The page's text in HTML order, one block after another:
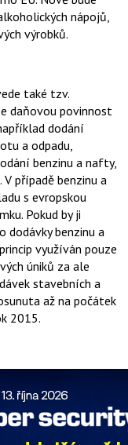
nápojů,
výrobků.
také tzv.
daňovou povinnost
dodání
a odpadu,
benzinu a nafty,
případě benzinu a
s evropskou
Pokud by ji
dodávky benzinu a
využíván pouze
úniků za ale
stavebních a
až na počátek
2015.